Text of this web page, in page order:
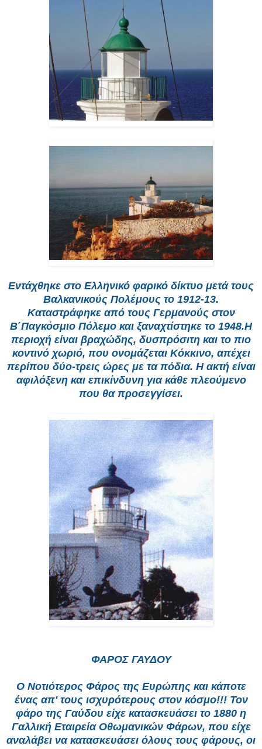
Εντάχθηκε στο Ελληνικό φαρικό δίκτυο μετά τους
Βαλκανικούς Πολέμους το 1912-13.
Καταστράφηκε από τους Γερμανούς στον
Β΄Παγκόσμιο Πόλεμο και ξαναχτίστηκε το 1948.Η
περιοχή είναι βραχώδης, δυσπρόσιτη και το πιο
κοντινό χωριό, που ονομάζεται Κόκκινο, απέχει
περίπου δύο-τρεις ώρες με τα πόδια. Η ακτή είναι
αφιλόξενη και επικίνδυνη για κάθε πλεούμενο
που θα προσεγγίσει.
ΦΑΡΟΣ ΓΑΥΔΟΥ
ΟΝοτιότερος Φάρος της Ευρώπης και κάποτε
ένας απ' τους ισχυρότερους στον κόσμο!!! Τον
φάρο της Γαύδου είχε κατασκευάσει το 1880 η
Γαλλική Εταιρεία Οθωμανικών Φάρων, που είχε
αναλάβει να κατασκευάσει όλους τους φάρους, οι